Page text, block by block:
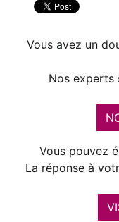
Vous avez un
Nos experts
Vous pouvez
La réponse à